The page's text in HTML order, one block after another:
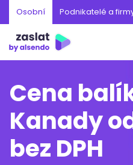
Osobní Podnikatelé a
Cena
Kanady
bez DPH